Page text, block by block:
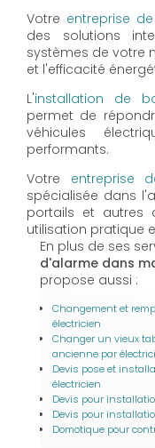
Votre entreprise
des solutions
systèmes de votre
et l'efficacité
L'installation de
permet de
véhicules
performants.
Votre entreprise
spécialisée dans
portails et autres
utilisation pratique
En plus de ses
d'alarme dans
propose aussi :
Changement et
électricien
Changer un vieux
ancienne par
Devis pose et
électricien
Devis pour
Devis pour
Domotique pour